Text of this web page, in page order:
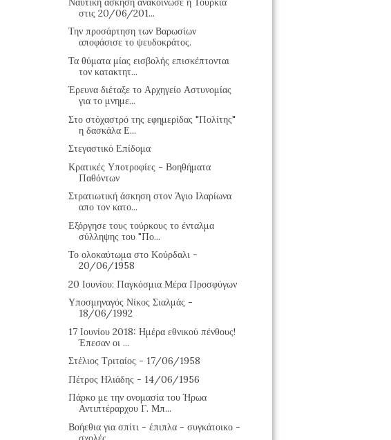
στις 20/06/201...
Την προσάρτηση των Βαρωσίων
αποφάσισε το ψευδοκράτος.
Τα θύματα μίας εισβολής επισκέπτονται
τον κατακτητ...
Έρευνα διέταξε το Αρχηγείο Αστυνομίας
για το μνημε...
Στο στόχαστρό της εφημερίδας "Πολίτης"
η δασκάλα Ε...
Στεγαστικό Επίδομα
Κρατικές Υποτροφίες - Βοηθήματα
Παθόντων
Στρατιωτική άσκηση στον Άγιο Ιλαρίωνα
απο τον κατο...
Εξόργησε τους τούρκους το ένταλμα
σύλληψης του "Πο...
Το ολοκαύτωμα στο Κούρδαλι -
20/06/1958
20 Ιουνίου: Παγκόσμια Μέρα Προσφύγων
Υποσμηναγός Νίκος Σιαλμάς -
18/06/1992
17 Ιουνίου 2018: Ημέρα εθνικού πένθους!
Έπεσαν οι ...
Στέλιος Τριταίος - 17/06/1958
Πέτρος Ηλιάδης - 14/06/1956
Πάρκο με την ονομασία του Ήρωα
Αντιπτέραρχου Γ. Μπ...
Βοήεθια για σπίτι - έπιπλα - συγκάτοικο -